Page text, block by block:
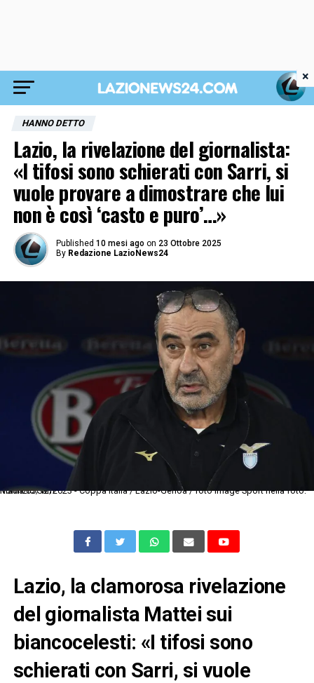
HANNO DETTO
Lazio, la rivelazione del giornalista:
«I tifosi sono schierati con Sarri, si
vuole provare a dimostrare che lui
non è così ‘casto e puro’…»
Published 10 mesi ago on 23 Ottobre 2025
By Redazione LazioNews24
Roma 05/12/2023 - Coppa Italia / Lazio-Genoa / foto Image Sport nella foto: Maurizio Sarri
Lazio, la clamorosa rivelazione
del giornalista Mattei sui
biancocelesti: «I tifosi sono
schierati con Sarri, si vuole
×